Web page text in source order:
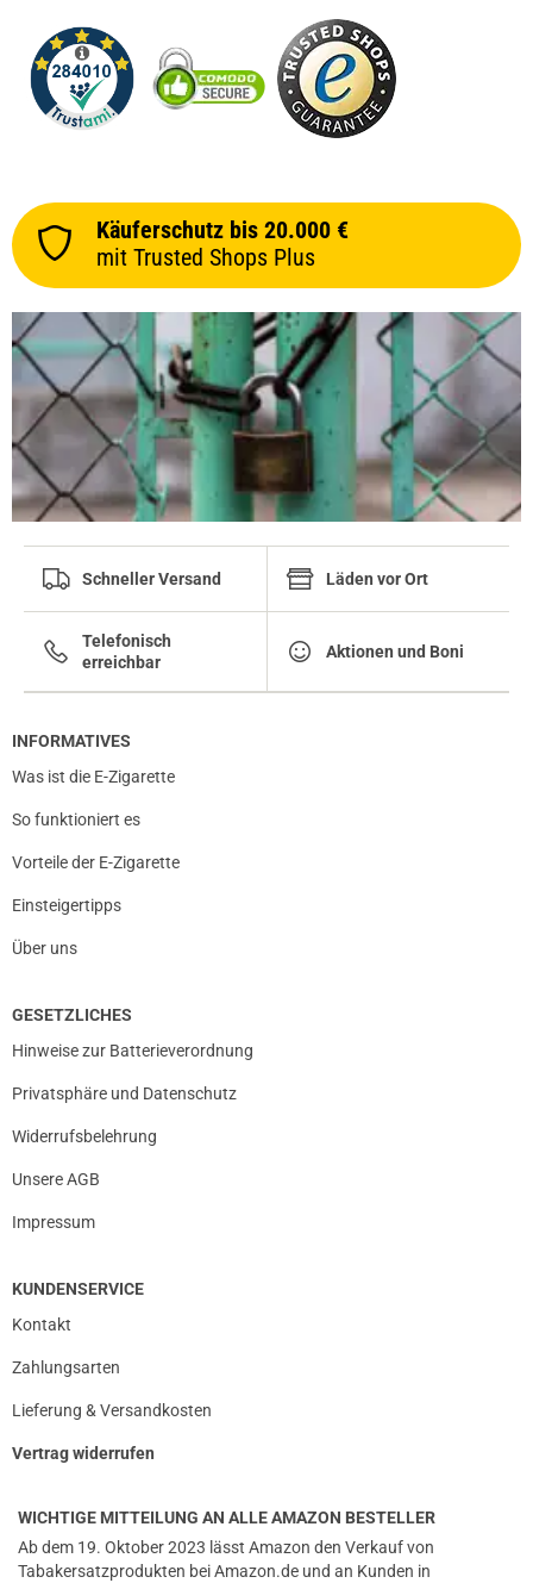
Käuferschutz bis 20.000 €
mit Trusted Shops Plus
Schneller Versand Läden vor Ort
Telefonisch
erreichbar
Aktionen und Boni
INFORMATIVES
Was ist die E-Zigarette
So funktioniert es
Vorteile der E-Zigarette
Einsteigertipps
Über uns
GESETZLICHES
Hinweise zur Batterieverordnung
Privatsphäre und Datenschutz
Widerrufsbelehrung
Unsere AGB
Impressum
KUNDENSERVICE
Kontakt
Zahlungsarten
Lieferung & Versandkosten
Vertrag widerrufen
WICHTIGE MITTEILUNG AN ALLE AMAZON BESTELLER
Ab dem 19. Oktober 2023 lässt Amazon den Verkauf von
Tabakersatzprodukten bei Amazon.de und an Kunden in